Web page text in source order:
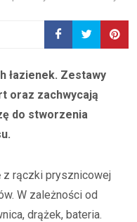
łazienek. Zestawy
oraz zachwycają
do stworzenia
z rączki prysznicowej
W zależności od
drążek, bateria.